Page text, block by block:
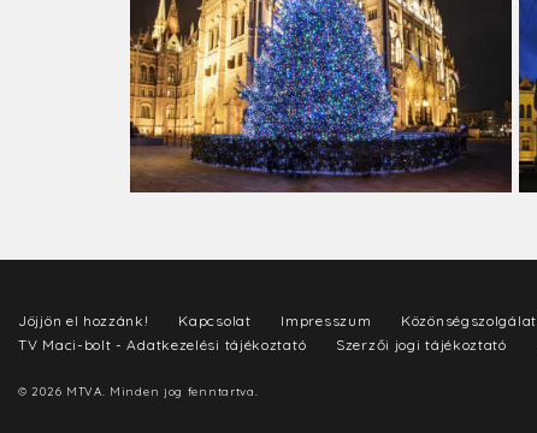
Jöjjön el hozzánk! Kapcsolat Impresszum Közönségszolgálat
TV Maci-bolt - Adatkezelési tájékoztató
Szerzői jogi tájékoztató
© 2026 MTVA. Minden jog fenntartva.